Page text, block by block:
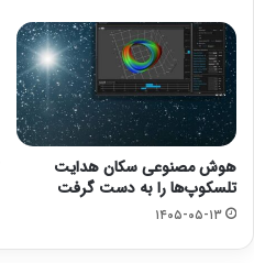
هوش مصنوعی سکان هدایت
تلسکوپ‌ها را به دست گرفت
۱۴۰۵-۰۵-۱۳